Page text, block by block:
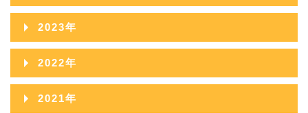
2026年06月
2026年05月
2026年04月
2026年03月
2025年11月
2025年10月
2025年09月
2025年08月
2024年12月
2024年11月
2024年10月
2024年09月
2023年
2023年12月
2023年11月
2022年
2022年12月
2021年